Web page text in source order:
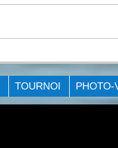
GAGNNTS
TOURNOI PHOTO-